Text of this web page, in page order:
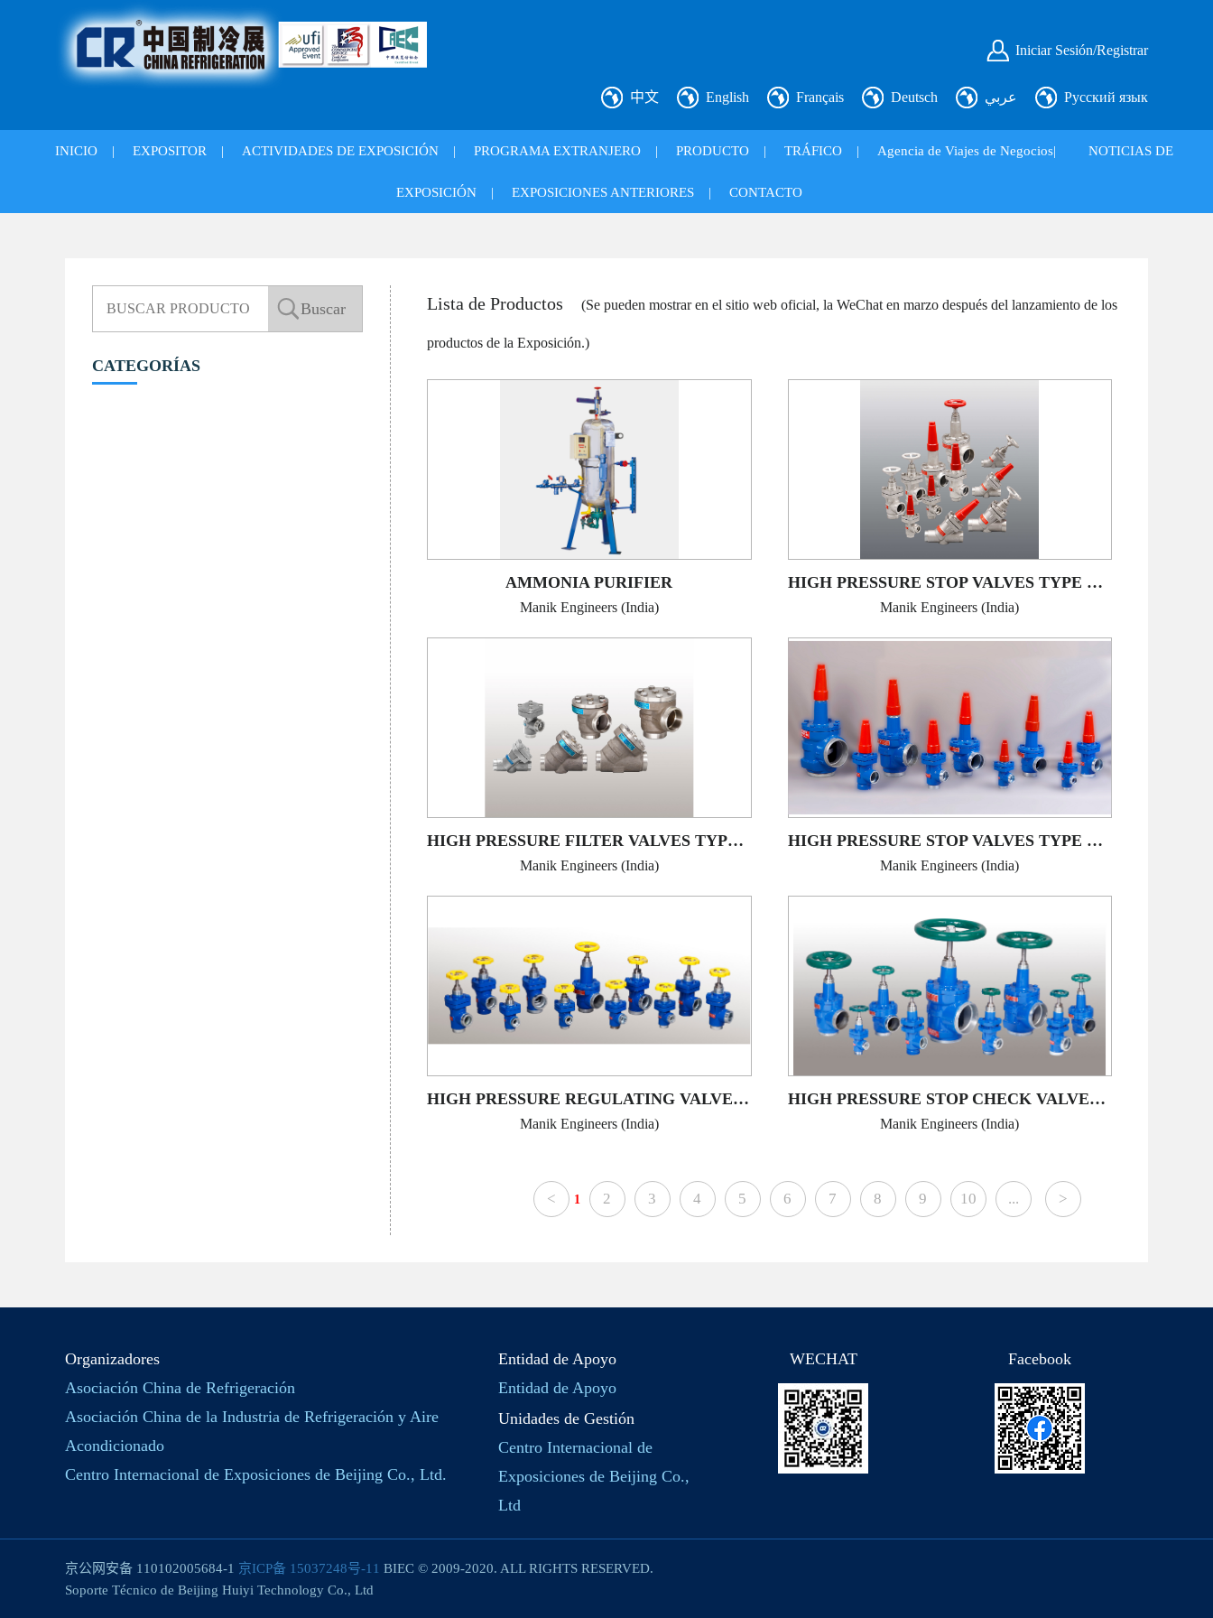
Iniciar Sesión/Registrar
中文 English Français Deutsch عربي Русский язык
INICIO | EXPOSITOR | ACTIVIDADES DE EXPOSICIÓN | PROGRAMA EXTRANJERO | PRODUCTO | TRÁFICO | Agencia de Viajes de Negocios| NOTICIAS DE
EXPOSICIÓN | EXPOSICIONES ANTERIORES | CONTACTO
CATEGORÍAS
Lista de Productos (Se pueden mostrar en el sitio web oficial, la WeChat en marzo después del lanzamiento de los
productos de la Exposición.)
AMMONIA PURIFIER
Manik Engineers (India)
HIGH PRESSURE STOP VALVES TYPE MHPSV-SS
Manik Engineers (India)
HIGH PRESSURE FILTER VALVES TYPE MHPFV-SS
Manik Engineers (India)
HIGH PRESSURE STOP VALVES TYPE MHPSV
Manik Engineers (India)
HIGH PRESSURE REGULATING VALVES TYPE : MHPRG-A AND MHPRG-B
Manik Engineers (India)
HIGH PRESSURE STOP CHECK VALVES AND CHECK VALVES TYPE : MHPSCV & MHPCV
Manik Engineers (India)
< 1 2 3 4 5 6 7 8 9 10 ... >
Organizadores
Asociación China de Refrigeración
Asociación China de la Industria de Refrigeración y Aire
Acondicionado
Centro Internacional de Exposiciones de Beijing Co., Ltd.
Entidad de Apoyo
Entidad de Apoyo
Unidades de Gestión
Centro Internacional de
Exposiciones de Beijing Co.,
Ltd
WECHAT Facebook
京公网安备 110102005684-1 京ICP备 15037248号-11 BIEC © 2009-2020. ALL RIGHTS RESERVED.
Soporte Técnico de Beijing Huiyi Technology Co., Ltd